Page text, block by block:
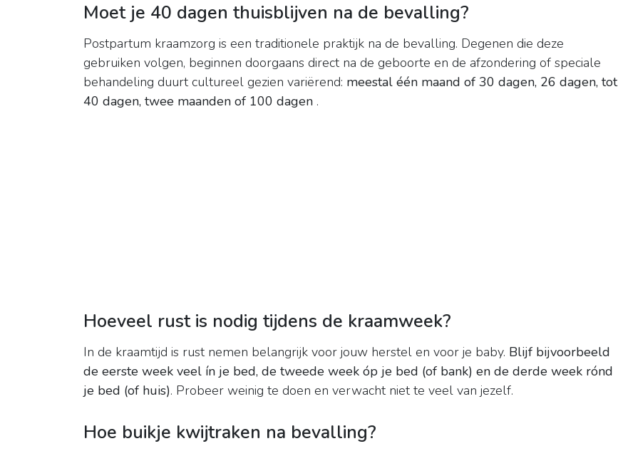
Moet je 40 dagen thuisblijven na de bevalling?
Postpartum kraamzorg is een traditionele praktijk na de bevalling. Degenen die deze
gebruiken volgen, beginnen doorgaans direct na de geboorte en de afzondering of speciale
behandeling duurt cultureel gezien variërend: meestal één maand of 30 dagen, 26 dagen, tot
40 dagen, twee maanden of 100 dagen .
Hoeveel rust is nodig tijdens de kraamweek?
In de kraamtijd is rust nemen belangrijk voor jouw herstel en voor je baby. Blijf bijvoorbeeld
de eerste week veel ín je bed, de tweede week óp je bed (of bank) en de derde week rónd
je bed (of huis). Probeer weinig te doen en verwacht niet te veel van jezelf.
Hoe buikje kwijtraken na bevalling?